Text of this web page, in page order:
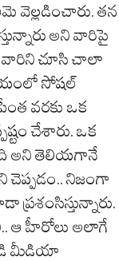
వెల్లడించారు. తన
అని వారిపై
వారిని చూసి చాలా
సోషల్
వరకు ఒక
చేశారు. ఒక
అని తెలియగానే
చెప్పడం.. నిజంగా
ఆ హీరోలు అలాగే
మీడియా